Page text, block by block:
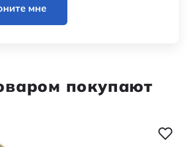
мне
покупают